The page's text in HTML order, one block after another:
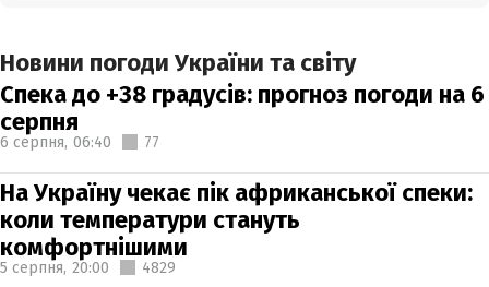
Новини погоди України та світу
Спека до +38 градусів: прогноз погоди на 6
серпня
6 серпня, 06:40 77
На Україну чекає пік африканської спеки:
коли температури стануть
комфортнішими
5 серпня, 20:00 4829